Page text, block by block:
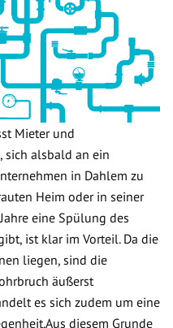
Mieter und
sich alsbald an ein
in Dahlem zu
Heim oder in seiner
eine Spülung des
ist klar im Vorteil. Da die
liegen, sind die
äußerst
es sich zudem um eine
diesem Grunde